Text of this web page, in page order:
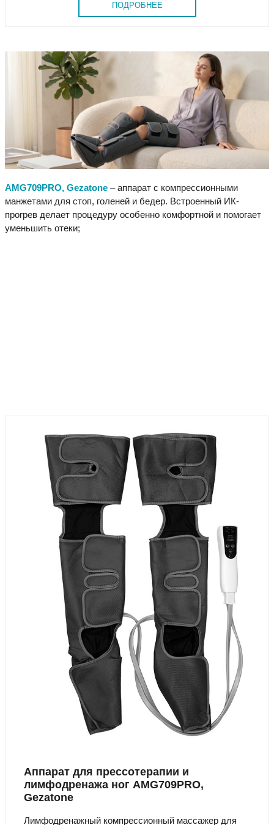
ПОДРОБНЕЕ
AMG709PRO, Gezatone – аппарат с компрессионными
манжетами для стоп, голеней и бедер. Встроенный ИК-
прогрев делает процедуру особенно комфортной и помогает
уменьшить отеки;
Аппарат для прессотерапии и
лимфодренажа ног AMG709PRO,
Gezatone
Лимфодренажный компрессионный массажер для